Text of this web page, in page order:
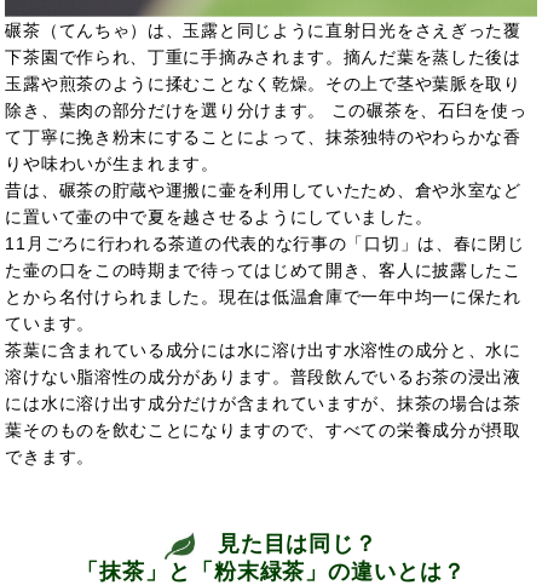
碾茶（てんちゃ）は、玉露と同じように直射日光をさえぎった覆
下茶園で作られ、丁重に手摘みされます。摘んだ葉を蒸した後は
玉露や煎茶のように揉むことなく乾燥。その上で茎や葉脈を取り
除き、葉肉の部分だけを選り分けます。 この碾茶を、石臼を使っ
て丁寧に挽き粉末にすることによって、抹茶独特のやわらかな香
りや味わいが生まれます。
昔は、碾茶の貯蔵や運搬に壷を利用していたため、倉や氷室など
に置いて壷の中で夏を越させるようにしていました。
11月ごろに行われる茶道の代表的な行事の「口切」は、春に閉じ
た壷の口をこの時期まで待ってはじめて開き、客人に披露したこ
とから名付けられました。現在は低温倉庫で一年中均一に保たれ
ています。
茶葉に含まれている成分には水に溶け出す水溶性の成分と、水に
溶けない脂溶性の成分があります。普段飲んでいるお茶の浸出液
には水に溶け出す成分だけが含まれていますが、抹茶の場合は茶
葉そのものを飲むことになりますので、すべての栄養成分が摂取
できます。
見た目は同じ？
「抹茶」と「粉末緑茶」の違いとは？